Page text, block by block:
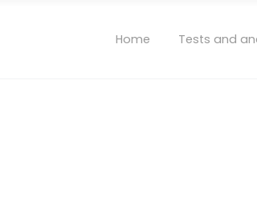
Home Tests and